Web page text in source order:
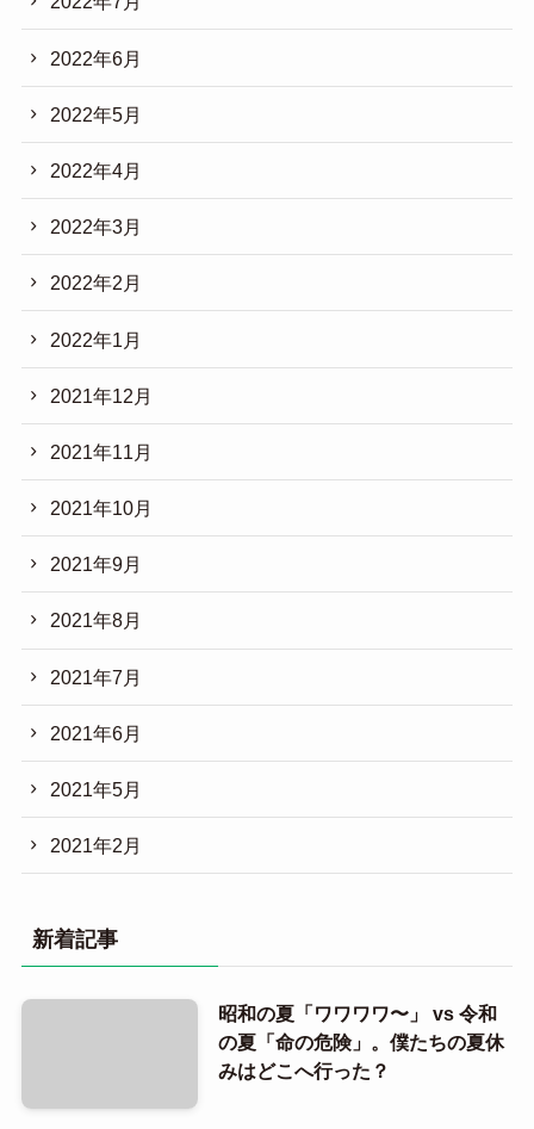
2022年6月
2022年5月
2022年4月
2022年3月
2022年2月
2022年1月
2021年12月
2021年11月
2021年10月
2021年9月
2021年8月
2021年7月
2021年6月
2021年5月
2021年2月
新着記事
昭和の夏「ワワワワ〜」 vs 令和
の夏「命の危険」。僕たちの夏休
みはどこへ行った？